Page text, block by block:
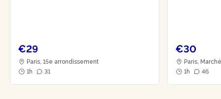
€29
Paris, 15e arrondissement
1h
31
€30
Paris,
1h
46